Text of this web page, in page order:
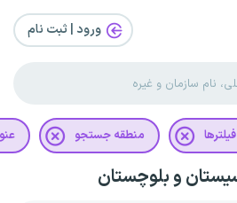
ورود | ثبت‌ نام
فیلترها منطقه جستجو
و بلوچستان